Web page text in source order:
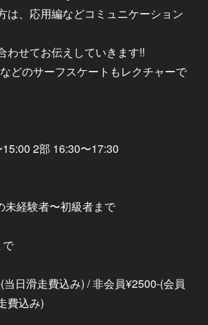
は、応用編などコミュニケーション
わせてお伝えしていきます!!
どのサーフスケートもレクチャーで
2部 16:30〜17:30
未経験者〜初級者まで
日滑走費込み) / 非会員¥2500-(会員
費込み)